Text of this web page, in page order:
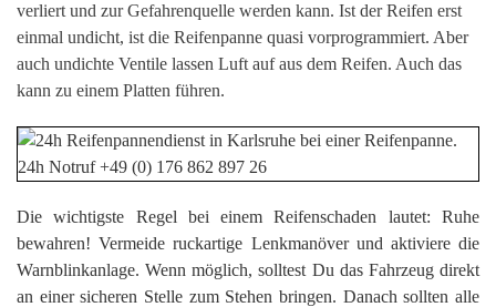
verliert und zur Gefahrenquelle werden kann. Ist der Reifen erst
einmal undicht, ist die Reifenpanne quasi vorprogrammiert. Aber
auch undichte Ventile lassen Luft auf aus dem Reifen. Auch das
kann zu einem Platten führen.
Die wichtigste Regel bei einem Reifenschaden lautet: Ruhe
bewahren! Vermeide ruckartige Lenkmanöver und aktiviere die
Warnblinkanlage. Wenn möglich, solltest Du das Fahrzeug direkt
an einer sicheren Stelle zum Stehen bringen. Danach sollten alle